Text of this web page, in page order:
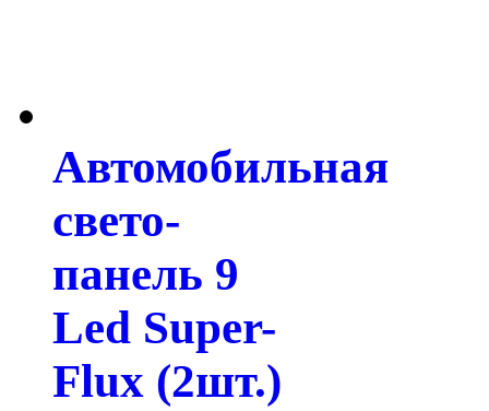
Автомобильная
свето-
панель 9
Led Super-
Flux (2шт.)